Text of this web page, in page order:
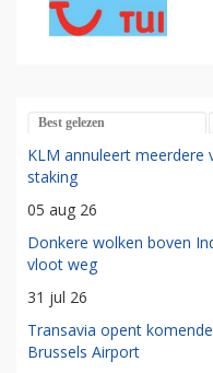
Best gelezen
KLM annuleert meerdere
staking
05 aug 26
Donkere wolken boven
vloot weg
31 jul 26
Transavia opent
Brussels Airport